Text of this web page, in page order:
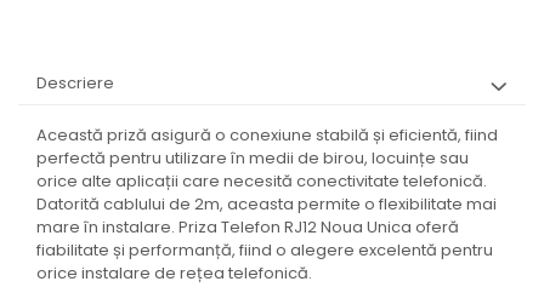
Descriere
Această priză asigură o conexiune stabilă și eficientă, fiind
perfectă pentru utilizare în medii de birou, locuințe sau
orice alte aplicații care necesită conectivitate telefonică.
Datorită cablului de 2m, aceasta permite o flexibilitate mai
mare în instalare. Priza Telefon RJ12 Noua Unica oferă
fiabilitate și performanță, fiind o alegere excelentă pentru
orice instalare de rețea telefonică.